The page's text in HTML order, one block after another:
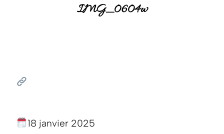
IMG_0604w
18 janvier 2025